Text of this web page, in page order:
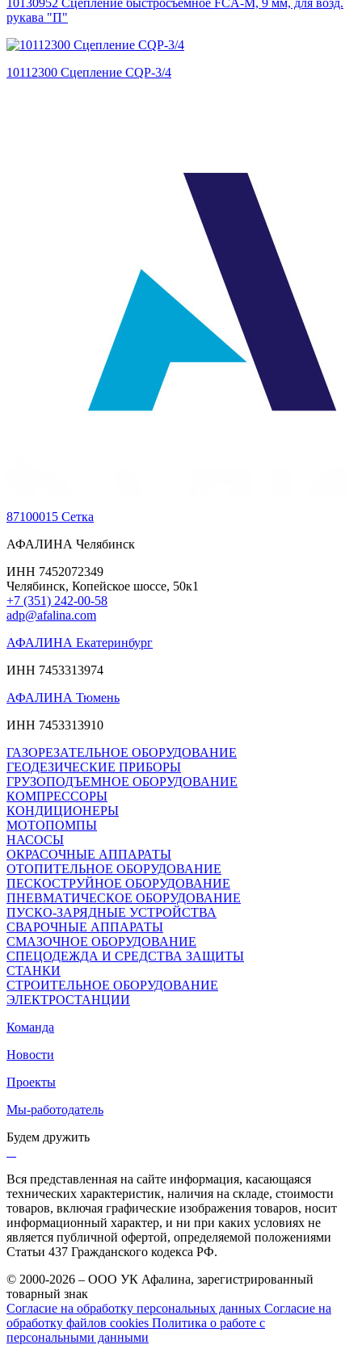
рукава "П"
10112300 Сцепление CQP-3/4
87100015 Сетка
АФАЛИНА Челябинск
ИНН 7452072349
Челябинск, Копейское шоссе, 50к1
+7 (351) 242-00-58
adp@afalina.com
АФАЛИНА Екатеринбург
ИНН 7453313974
АФАЛИНА Тюмень
ИНН 7453313910
ГАЗОРЕЗАТЕЛЬНОЕ ОБОРУДОВАНИЕ
ГЕОДЕЗИЧЕСКИЕ ПРИБОРЫ
ГРУЗОПОДЪЕМНОЕ ОБОРУДОВАНИЕ
КОМПРЕССОРЫ
КОНДИЦИОНЕРЫ
МОТОПОМПЫ
НАСОСЫ
ОКРАСОЧНЫЕ АППАРАТЫ
ОТОПИТЕЛЬНОЕ ОБОРУДОВАНИЕ
ПЕСКОСТРУЙНОЕ ОБОРУДОВАНИЕ
ПНЕВМАТИЧЕСКОЕ ОБОРУДОВАНИЕ
ПУСКО-ЗАРЯДНЫЕ УСТРОЙСТВА
СВАРОЧНЫЕ АППАРАТЫ
СМАЗОЧНОЕ ОБОРУДОВАНИЕ
СПЕЦОДЕЖДА И СРЕДСТВА ЗАЩИТЫ
СТАНКИ
СТРОИТЕЛЬНОЕ ОБОРУДОВАНИЕ
ЭЛЕКТРОСТАНЦИИ
Команда
Новости
Проекты
Мы-работодатель
Будем дружить
Вся представленная на сайте информация, касающаяся
технических характеристик, наличия на складе, стоимости
товаров, включая графические изображения товаров, носит
информационный характер, и ни при каких условиях не
является публичной офертой, определяемой положениями
Статьи 437 Гражданского кодекса РФ.
© 2000-2026 – ООО УК Афалина, зарегистрированный
товарный знак
Согласие на обработку персональных данных Согласие на
обработку файлов cookies Политика о работе с
персональными данными